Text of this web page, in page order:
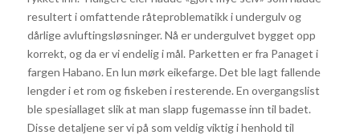
resultert i omfattende råteproblematikk i undergulv og
dårlige avluftingsløsninger. Nå er undergulvet bygget opp
korrekt, og da er vi endelig i mål. Parketten er fra Panaget i
fargen Habano. En lun mørk eikefarge. Det ble lagt fallende
lengder i et rom og fiskeben i resterende. En overgangslist
ble spesiallaget slik at man slapp fugemasse inn til badet.
Disse detaljene ser vi på som veldig viktig i henhold til